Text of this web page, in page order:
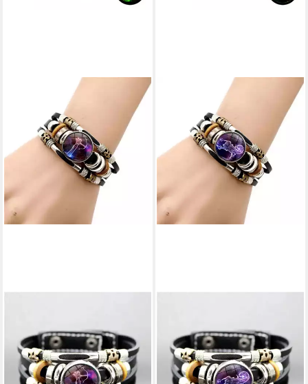
Armband Sternzeichen
Schütze mit 3D Gravur im
Glas
9,90 € 19,90 €
-50%
lieferbar in 4 Wochen
Armband Sternzeichen
Skorpion mit 3D Gravur im
Glas
9,90 € 19,90 €
-50%
lieferbar in 4 Wochen